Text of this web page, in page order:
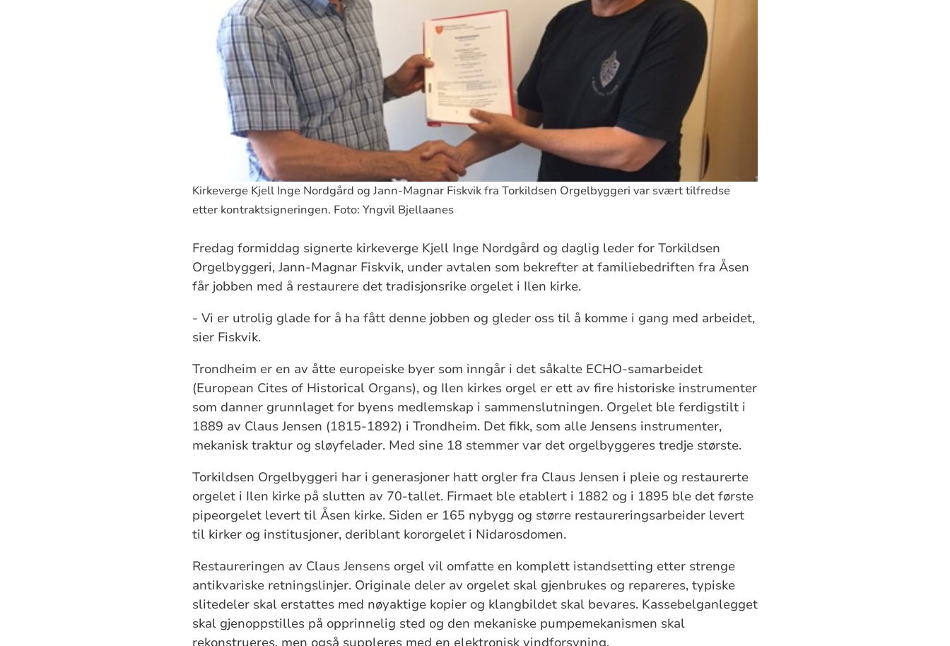
Kirkeverge Kjell Inge Nordgård og Jann-Magnar Fiskvik fra Torkildsen Orgelbyggeri var svært tilfredse
etter kontraktsigneringen. Foto: Yngvil Bjellaanes
Fredag formiddag signerte kirkeverge Kjell Inge Nordgård og daglig leder for Torkildsen
Orgelbyggeri, Jann-Magnar Fiskvik, under avtalen som bekrefter at familiebedriften fra Åsen
får jobben med å restaurere det tradisjonsrike orgelet i Ilen kirke.
- Vi er utrolig glade for å ha fått denne jobben og gleder oss til å komme i gang med arbeidet,
sier Fiskvik.
Trondheim er en av åtte europeiske byer som inngår i det såkalte ECHO-samarbeidet
(European Cites of Historical Organs), og Ilen kirkes orgel er ett av fire historiske instrumenter
som danner grunnlaget for byens medlemskap i sammenslutningen. Orgelet ble ferdigstilt i
1889 av Claus Jensen (1815-1892) i Trondheim. Det fikk, som alle Jensens instrumenter,
mekanisk traktur og sløyfelader. Med sine 18 stemmer var det orgelbyggeres tredje største.
Torkildsen Orgelbyggeri har i generasjoner hatt orgler fra Claus Jensen i pleie og restaurerte
orgelet i Ilen kirke på slutten av 70-tallet. Firmaet ble etablert i 1882 og i 1895 ble det første
pipeorgelet levert til Åsen kirke. Siden er 165 nybygg og større restaureringsarbeider levert
til kirker og institusjoner, deriblant kororgelet i Nidarosdomen.
Restaureringen av Claus Jensens orgel vil omfatte en komplett istandsetting etter strenge
antikvariske retningslinjer. Originale deler av orgelet skal gjenbrukes og repareres, typiske
slitedeler skal erstattes med nøyaktige kopier og klangbildet skal bevares. Kassebelganlegget
skal gjenoppstilles på opprinnelig sted og den mekaniske pumpemekanismen skal
rekonstrueres, men også suppleres med en elektronisk vindforsyning.